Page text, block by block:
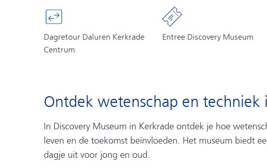
Dagretour Daluren Kerkrade
Centrum
Entree Discovery Museum
Ontdek wetenschap en techniek
In Discovery Museum in Kerkrade ontdek je hoe
leven en de toekomst beïnvloeden. Het museum biedt
dagje uit voor jong en oud.